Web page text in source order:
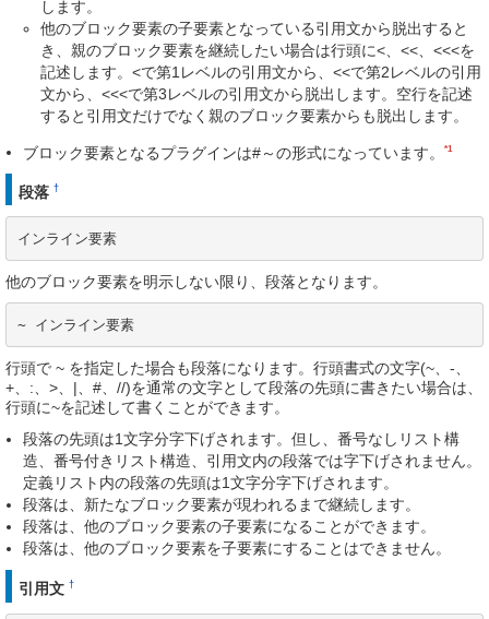
します。
他のブロック要素の子要素となっている引用文から脱出すると
き、親のブロック要素を継続したい場合は行頭に<、<<、<<<を
記述します。<で第1レベルの引用文から、<<で第2レベルの引用
文から、<<<で第3レベルの引用文から脱出します。空行を記述
すると引用文だけでなく親のブロック要素からも脱出します。
ブロック要素となるプラグインは#～の形式になっています。 *1
段落 †
インライン要素
他のブロック要素を明示しない限り、段落となります。
~ インライン要素
行頭で ~ を指定した場合も段落になります。行頭書式の文字(~、-、
+、:、>、|、#、//)を通常の文字として段落の先頭に書きたい場合は、
行頭に~を記述して書くことができます。
段落の先頭は1文字分字下げされます。但し、番号なしリスト構
造、番号付きリスト構造、引用文内の段落では字下げされません。
定義リスト内の段落の先頭は1文字分字下げされます。
段落は、新たなブロック要素が現われるまで継続します。
段落は、他のブロック要素の子要素になることができます。
段落は、他のブロック要素を子要素にすることはできません。
引用文 †